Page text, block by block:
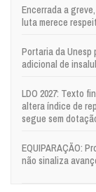
Encerrada a
luta merece
Portaria da
adicional de
LDO 2027: Texto
altera índice de
segue sem
EQUIPARAÇÃO:
não sinaliza